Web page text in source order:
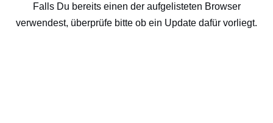
Falls Du bereits einen der aufgelisteten Browser
verwendest, überprüfe bitte ob ein Update dafür vorliegt.